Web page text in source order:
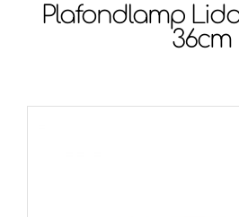
Plafondlamp
36cm